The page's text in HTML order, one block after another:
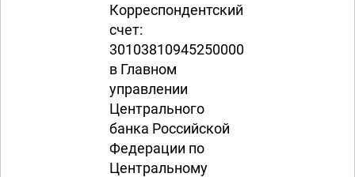
Корреспондентский
счет:
30103810945250000444
в Главном
управлении
Центрального
банка Российской
Федерации по
Центральному